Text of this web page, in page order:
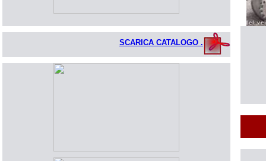
SCARICA CATALOGO .